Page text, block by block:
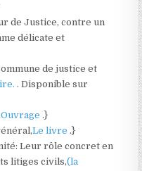
de Justice, contre un
délicate et
de justice et
. Disponible sur
Ouvrage.}
Le livre.}
Leur rôle concret en
litiges civils,(la